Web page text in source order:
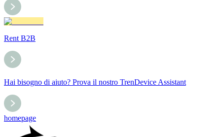
Rent B2B
Hai bisogno di aiuto? Prova il nostro TrenDevice Assistant
homepage